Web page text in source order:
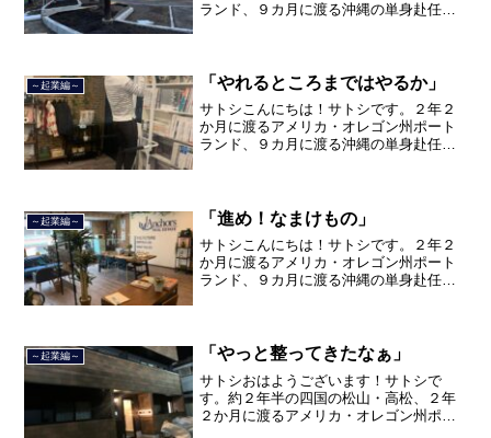
ランド、９カ月に渡る沖縄の単身赴任の
品川区南大井で不動産を主...
～起業編～ 「やれるところまではやるか」
サトシこんにちは！サトシです。２年２
か月に渡るアメリカ・オレゴン州ポート
ランド、９カ月に渡る沖縄の単身赴任の
品川区南大井で不動産を主...
～起業編～ 「進め！なまけもの」
サトシこんにちは！サトシです。２年２
か月に渡るアメリカ・オレゴン州ポート
ランド、９カ月に渡る沖縄の単身赴任の
品川区南大井で不動産を主...
～起業編～ 「やっと整ってきたなぁ」
サトシおはようございます！サトシで
す。約２年半の四国の松山・高松、２年
２か月に渡るアメリカ・オレゴン州ポー